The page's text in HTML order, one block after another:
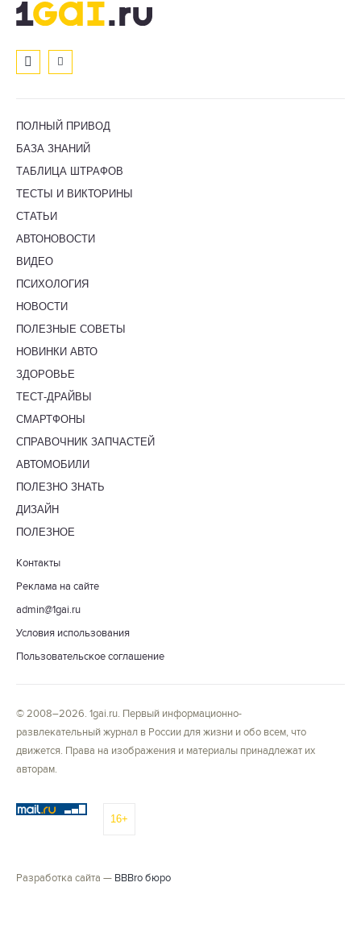
ПОЛНЫЙ ПРИВОД
БАЗА ЗНАНИЙ
ТАБЛИЦА ШТРАФОВ
ТЕСТЫ И ВИКТОРИНЫ
СТАТЬИ
АВТОНОВОСТИ
ВИДЕО
ПСИХОЛОГИЯ
НОВОСТИ
ПОЛЕЗНЫЕ СОВЕТЫ
НОВИНКИ АВТО
ЗДОРОВЬЕ
ТЕСТ-ДРАЙВЫ
СМАРТФОНЫ
СПРАВОЧНИК ЗАПЧАСТЕЙ
АВТОМОБИЛИ
ПОЛЕЗНО ЗНАТЬ
ДИЗАЙН
ПОЛЕЗНОЕ
Контакты
Реклама на сайте
admin@1gai.ru
Условия использования
Пользовательское соглашение
© 2008–2026. 1gai.ru. Первый информационно-
развлекательный журнал в России для жизни и обо всем, что
движется. Права на изображения и материалы принадлежат их
авторам.
16+
Разработка сайта — BBBro бюро